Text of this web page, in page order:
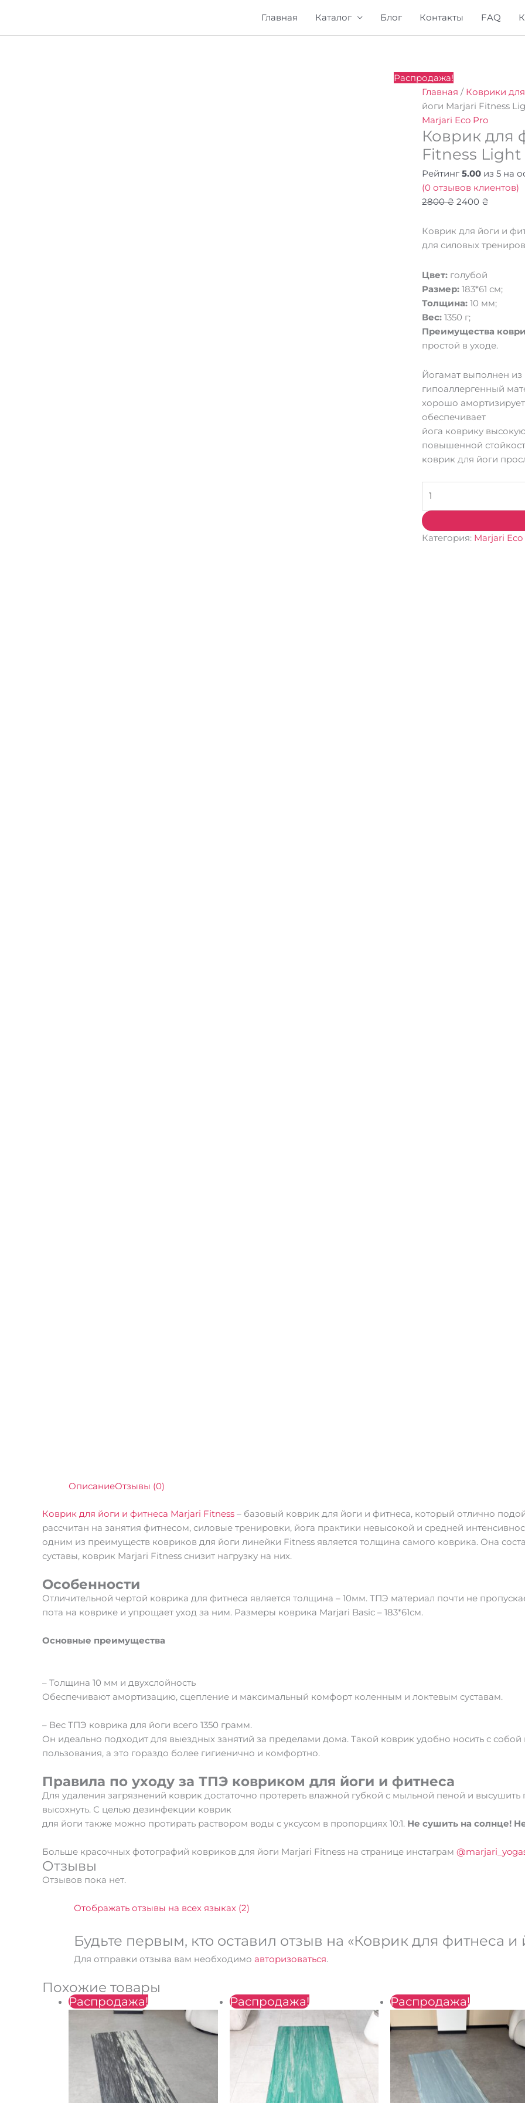
Главная Каталог Блог Контакты FAQ
Распродажа!
Главная / Коврики
йоги Marjari Fitness
Marjari Eco Pro
Коврик для
Fitness
Рейтинг 5.00 из 5 на
(0 отзывов клиентов)
2800₴
цена
составляла
2800 ₴.
2400 ₴
цена:
2400 ₴.
Коврик для йоги и
для силовых
Цвет: голубой
Размер: 183*61 см;
Толщина: 10 мм;
Вес: 1350 г;
Преимущества
простой в уходе.
Йогамат выполнен из
гипоаллергенный
хорошо
обеспечивает
йога коврику
повышенной
коврик для йоги
Количество
товара
Коврик
для
фитнеса
и
йоги
Marjari
Fitness
Light
Категория: Marjari Eco
ОписаниеОтзывы (0)
Коврик для йоги и фитнеса Marjari Fitness – базовый коврик для йоги и фитнеса, который отлично
рассчитан на занятия фитнесом, силовые тренировки, йога практики невысокой и средней
одним из преимуществ ковриков для йоги линейки Fitness является толщина самого коврика. Она
суставы, коврик Marjari Fitness снизит нагрузку на них.
Особенности
Отличительной чертой коврика для фитнеса является толщина – 10мм. ТПЭ материал почти не
пота на коврике и упрощает уход за ним. Размеры коврика Marjari Basic – 183*61см.
Основные преимущества
– Толщина 10 мм и двухслойность
Обеспечивают амортизацию, сцепление и максимальный комфорт коленным и локтевым суставам.
– Вес ТПЭ коврика для йоги всего 1350 грамм.
Он идеально подходит для выездных занятий за пределами дома. Такой коврик удобно носить с
пользования, а это гораздо более гигиенично и комфортно.
Правила по уходу за ТПЭ ковриком для йоги и фитнеса
Для удаления загрязнений коврик достаточно протереть влажной губкой с мыльной пеной и
высохнуть. С целью дезинфекции коврик
для йоги также можно протирать раствором воды с уксусом в пропорциях 10:1. Не сушить на солнце!
Больше красочных фотографий ковриков для йоги Marjari Fitness на странице инстаграм
Отзывы
Отзывов пока нет.
Отображать отзывы на всех языках (2)
Будьте первым, кто оставил отзыв на «Коврик для фитнеса
Для отправки отзыва вам необходимо авторизоваться.
Похожие товары
Распродажа!
Первоначальная
цена
составляла
2800 ₴.
Текущая
цена:
2400 ₴.
Распродажа!
Первоначальная
цена
2800 ₴.
Текущая
цена:
2400 ₴.
Распродажа!
Первоначальная
цена
составляла
2800 ₴.
Текущая
цена:
2400 ₴.